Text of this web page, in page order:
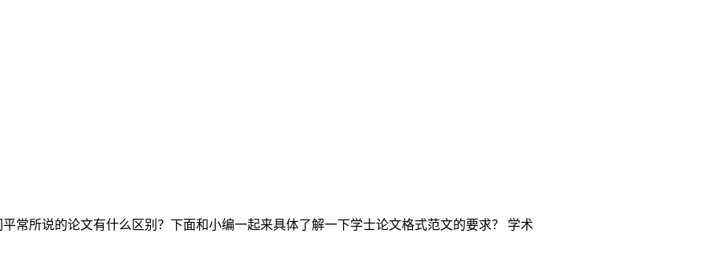
常所说的论文有什么区别？下面和小编一起来具体了解一下学士论文格式范文的要求？ 学术